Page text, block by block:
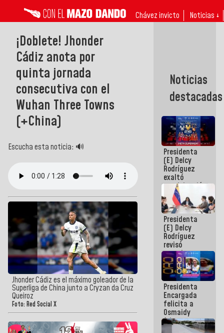
Chávez invicto Noticias ↓
¡Doblete! Jhonder
Cádiz anota por
quinta jornada
consecutiva con el
Wuhan Three Towns
(+China)
Escucha esta noticia: 🔊
Jhonder Cádiz es el máximo goleador de la
Superliga de China junto a Cryzan da Cruz
Queiroz
Foto: Red Social X
Noticias
destacadas
Presidenta
(E) Delcy
Rodríguez
exaltó
participación
de
Venezuela
en Juegos
Centroamericanos
y del Caribe
2026
Presidenta
(E) Delcy
Rodríguez
revisó
agenda
económica y
ejecución de
fondos de
emergencia
post-sismos
Presidenta
Encargada
felicita a
Osmaidy
Arias y
Giraly